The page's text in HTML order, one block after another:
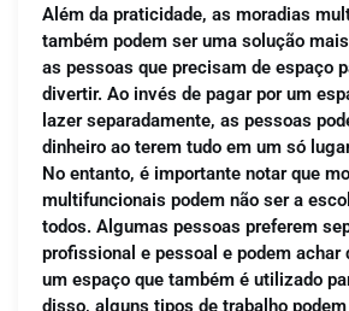
Além da praticidade, as moradias
também podem ser uma solução
as pessoas que precisam de espaço
divertir. Ao invés de pagar por um
lazer separadamente, as pessoas
dinheiro ao terem tudo em um só
No entanto, é importante notar que
multifuncionais podem não ser a
todos. Algumas pessoas preferem
profissional e pessoal e podem
um espaço que também é utilizado
disso, alguns tipos de trabalho